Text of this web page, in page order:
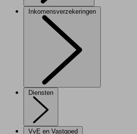
Inkomensverzekeringen
Diensten
VvE en Vastgoed